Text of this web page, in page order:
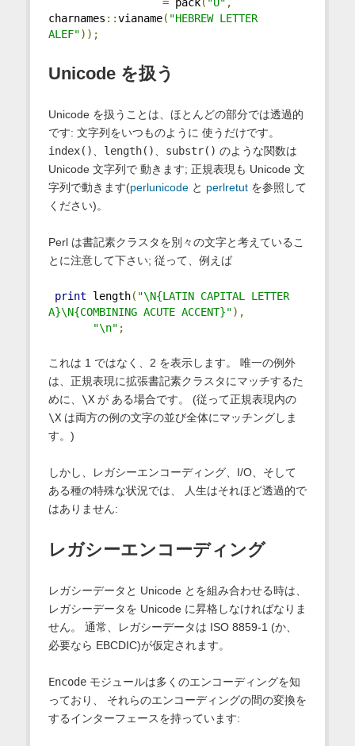
charnames ::vianame( "HEBREW LETTER
ALEF"));
Unicode を扱う
Unicode を扱うことは、ほとんどの部分では透過的
です: 文字列をいつものように 使うだけです。
index()
length() substr() のような関数は
Unicode 文字列で 動きます; 正規表現も Unicode 文
字列で動きます(perlunicodeと perlretutを参照して
ください)。
Perl は書記素クラスタを別々の文字と考えているこ
とに注意して下さい; 従って、例えば
print length( "\N{LATIN CAPITAL LETTER
A}\N{COMBINING ACUTE ACCENT}"),
"\n" ;
これは 1 ではなく、2 を表示します。 唯一の例外
は、正規表現に拡張書記素クラスタにマッチするた
めに、 \Xが ある場合です。 (従って正規表現内の
\Xは両方の例の文字の並び全体にマッチングしま
す。)
しかし、レガシーエンコーディング、I/O、そして
ある種の特殊な状況では、 人生はそれほど透過的で
はありません:
レガシーエンコーディング
レガシーデータと Unicode とを組み合わせる時は、
レガシーデータを Unicode に昇格しなければなりま
せん。 通常、レガシーデータは ISO 8859-1 (か、
必要なら EBCDIC)が仮定されます。
Encodeモジュールは多くのエンコーディングを知
っており、 それらのエンコーディングの間の変換を
するインターフェースを持っています: